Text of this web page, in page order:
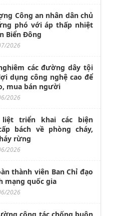
Công an nhân dân chủ
phó với áp thấp nhiệt
Biển Đông
2026
các đường dây tội
dụng công nghệ cao để
mua bán người
2026
liệt triển khai các biện
bách về phòng cháy,
rừng
2026
thành viên Ban Chỉ đạo
mạng quốc gia
2026
công tác chống buôn